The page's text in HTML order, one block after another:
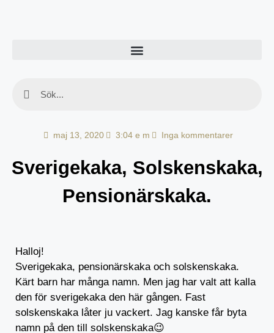
maj 13, 2020 3:04 e m Inga kommentarer
Sverigekaka, Solskenskaka,
Pensionärskaka.
Halloj!
Sverigekaka, pensionärskaka och solskenskaka.
Kärt barn har många namn. Men jag har valt att kalla
den för sverigekaka den här gången. Fast
solskenskaka låter ju vackert. Jag kanske får byta
namn på den till solskenskaka😉